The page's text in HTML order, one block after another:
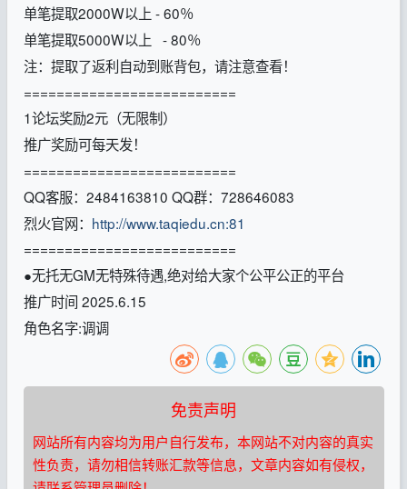
单笔提取2000W以上 - 60％
单笔提取5000W以上 - 80％
注：提取了返利自动到账背包，请注意查看！
==========================
1论坛奖励2元（无限制）
推广奖励可每天发！
==========================
QQ客服：2484163810 QQ群：728646083
烈火官网： http://www.taqiedu.cn:81
==========================
●无托无GM无特殊待遇,绝对给大家个公平公正的平台
推广时间 2025.6.15
角色名字:调调
免责声明
网站所有内容均为用户自行发布，本网站不对内容的真实
性负责，请勿相信转账汇款等信息，文章内容如有侵权，